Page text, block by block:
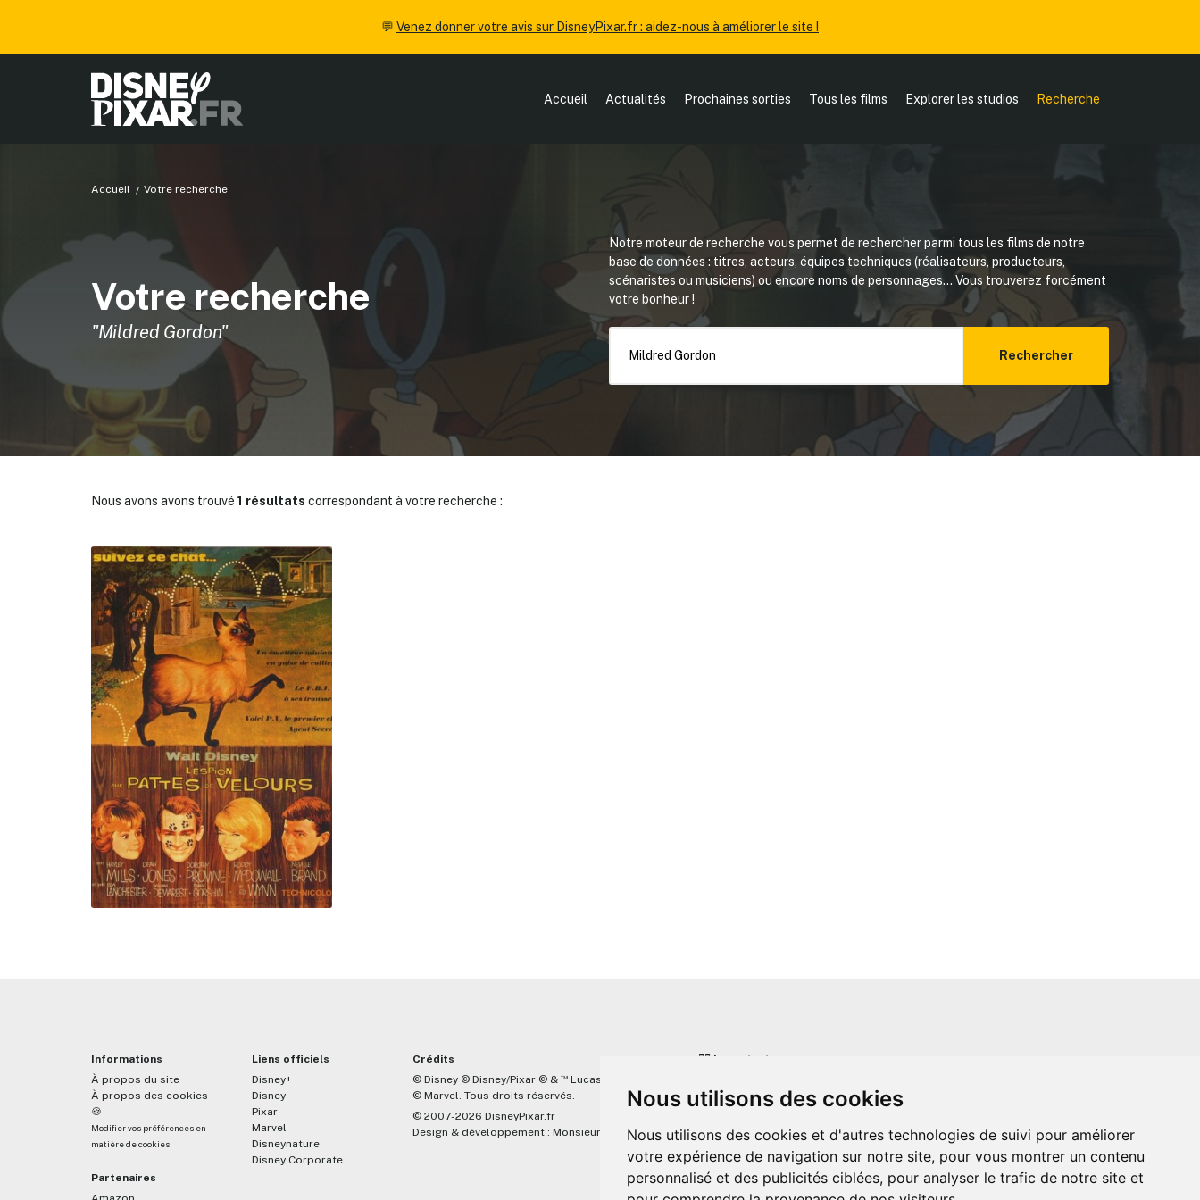
Nous utilisons des cookies
Nous utilisons des cookies et d'autres technologies de suivi pour améliorer
votre expérience de navigation sur notre site, pour vous montrer un contenu
personnalisé et des publicités ciblées, pour analyser le trafic de notre site et
💬 Venez donner votre avis sur DisneyPixar.fr : aidez-nous à améliorer le site !
Accueil Actualités Prochaines sorties Tous les films Explorer les studios Recherche
Accueil Votre recherche
Votre recherche
"Mildred Gordon"
Notre moteur de recherche vous permet de rechercher parmi tous les films de notre
base de données : titres, acteurs, équipes techniques (réalisateurs, producteurs,
scénaristes ou musiciens) ou encore noms de personnages... Vous trouverez forcément
votre bonheur !
Rechercher
Nous avons avons trouvé 1 résultats correspondant à votre recherche :
Informations
À propos du site
À propos des cookies
🍪
Modifier vos préférences en
matière de cookies
Partenaires
Liens officiels
Disney+
Disney
Pixar
Marvel
Disneynature
Disney Corporate
Crédits
© Disney © Disney/Pixar © & ™ Lucasfilm LTD
© Marvel. Tous droits réservés.
© 2007-2026 DisneyPixar.fr
Design & développement : MonsieurPaul
☝🏼 Important
lié de quelque manière que ce soit avec The Walt Disney
associés. Toute demande adressée aux studios Disney ou
Pixar sera ignorée. Merci de votre compréhension.
✕